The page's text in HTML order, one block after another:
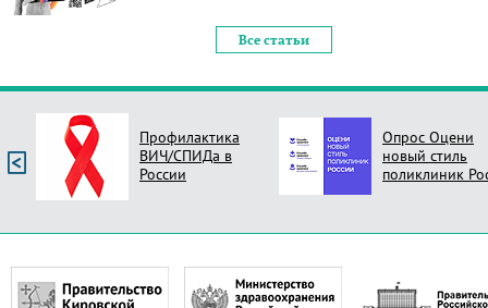
Все статьи
Профилактика
ВИЧ/СПИДа в
России
Опрос Оцени
новый стиль
поликлиник